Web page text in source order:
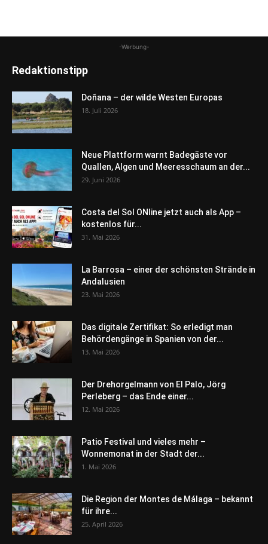
-Werbung-
Redaktionstipp
Doñana – der wilde Westen Europas
18. Juli 2026
Neue Plattform warnt Badegäste vor
Quallen, Algen und Meeresschaum an der...
29. Juni 2026
Costa del Sol ONline jetzt auch als App –
kostenlos für...
31. Mai 2026
La Barrosa – einer der schönsten Strände in
Andalusien
23. Mai 2026
Das digitale Zertifikat: So erledigt man
Behördengänge in Spanien von der...
13. Mai 2026
Der Drehorgelmann von El Palo, Jörg
Perleberg – das Ende einer...
12. Mai 2026
Patio Festival und vieles mehr –
Wonnemonat in der Stadt der...
1. Mai 2026
Die Region der Montes de Málaga – bekannt
für ihre...
25. April 2026